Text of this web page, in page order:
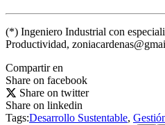
(*) Ingeniero Industrial con
Productividad,
Compartir en
Share on facebook
Share on twitter
Share on linkedin
Tags:Desarrollo Sustentable,